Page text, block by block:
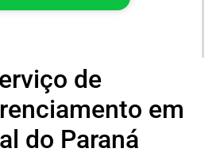
de
em
do Paraná